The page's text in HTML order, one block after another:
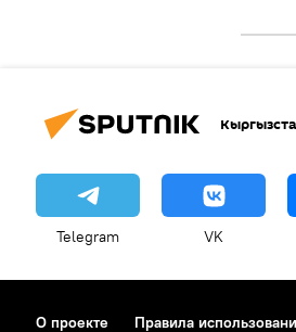
Telegram VK
О проекте Правила